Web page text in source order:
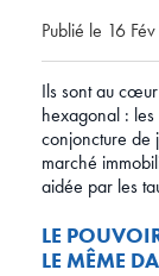
Publié le 16
Ils sont au
hexagonal :
conjoncture de
marché
aidée par les
LE
LE MÊME